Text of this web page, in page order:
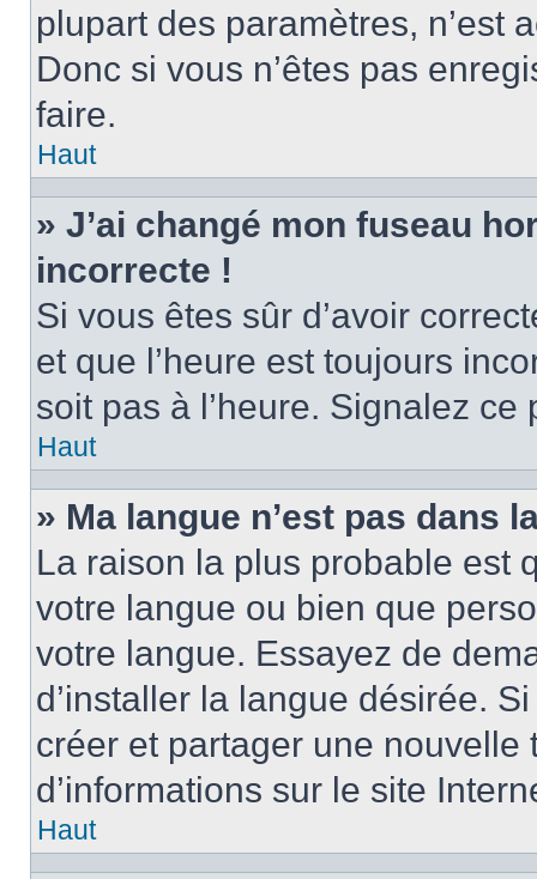
plupart des paramètres, n’est
Donc si vous n’êtes pas
faire.
Haut
» J’ai changé mon fuseau
incorrecte !
Si vous êtes sûr d’avoir
et que l’heure est toujours
soit pas à l’heure. Signalez
Haut
» Ma langue n’est pas dans
La raison la plus probable est
votre langue ou bien que
votre langue. Essayez de
d’installer la langue désirée.
créer et partager une
d’informations sur le site
Haut